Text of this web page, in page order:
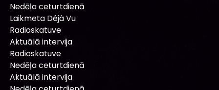
Nedēļa ceturtdienā
Laikmeta Déjà Vu
Radioskatuve
Aktuālā intervija
Radioskatuve
Nedēļa ceturtdienā
Aktuālā intervija